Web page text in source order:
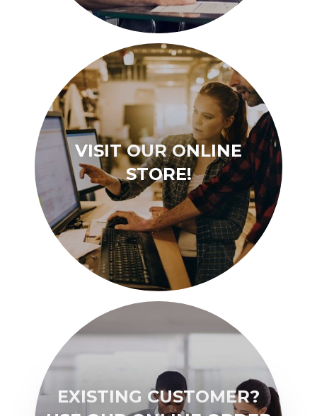
VISIT OUR ONLINE
STORE!
EXISTING CUSTOMER?